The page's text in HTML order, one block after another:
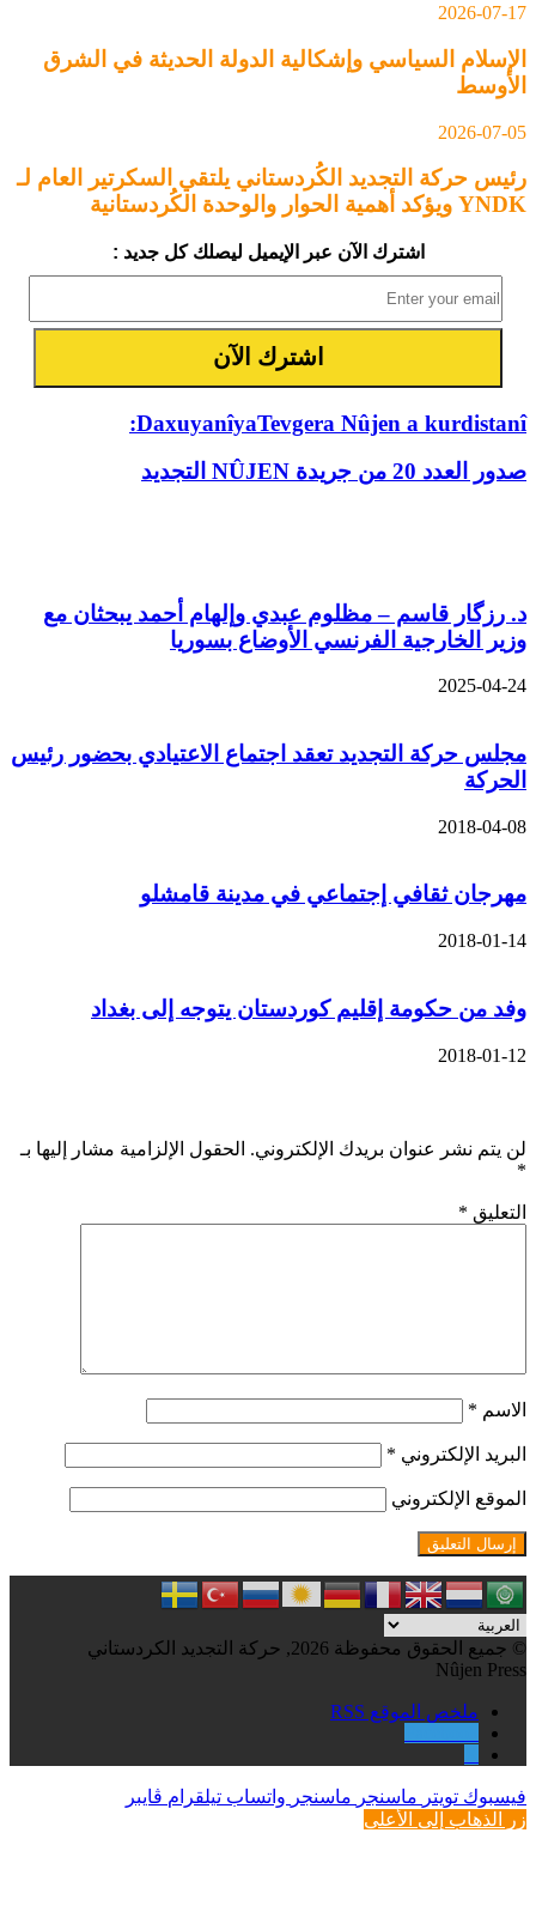
2026-07-17
الإسلام السياسي وإشكالية الدولة الحديثة في الشرق
الأوسط
2026-07-05
رئيس حركة التجديد الكُردستاني يلتقي السكرتير العام لـ
YNDK ويؤكد أهمية الحوار والوحدة الكُردستانية
اشترك الآن عبر الإيميل ليصلك كل جديد :
DaxuyanîyaTevgera Nûjen a kurdistanî:
صدور العدد 20 من جريدة NÛJEN التجديد
د. رزگار قاسم – مظلوم عبدي وإلهام أحمد يبحثان مع
وزير الخارجية الفرنسي الأوضاع بسوريا
2025-04-24
مجلس حركة التجديد تعقد اجتماع الاعتيادي بحضور رئيس
الحركة
2018-04-08
مهرجان ثقافي إجتماعي في مدينة قامشلو
2018-01-14
وفد من حكومة إقليم كوردستان يتوجه إلى بغداد
2018-01-12
لن يتم نشر عنوان بريدك الإلكتروني. الحقول الإلزامية مشار إليها بـ
*
التعليق *
الاسم *
البريد الإلكتروني *
الموقع الإلكتروني
© جميع الحقوق محفوظة 2026, حركة التجديد الكردستاني
Nûjen Press
ملخص الموقع RSS
فيسبوك تويتر ماسنجر ماسنجر واتساب تيلقرام ڤايبر
زر الذهاب إلى الأعلى